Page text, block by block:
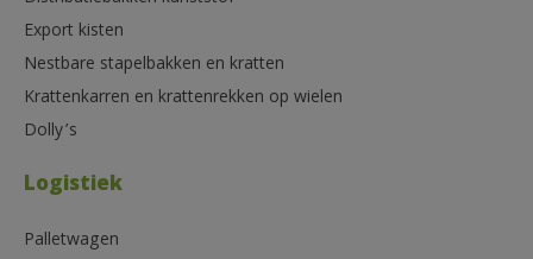
Export kisten
Nestbare stapelbakken en kratten
Krattenkarren en krattenrekken op wielen
Dolly’s
Logistiek
Palletwagen